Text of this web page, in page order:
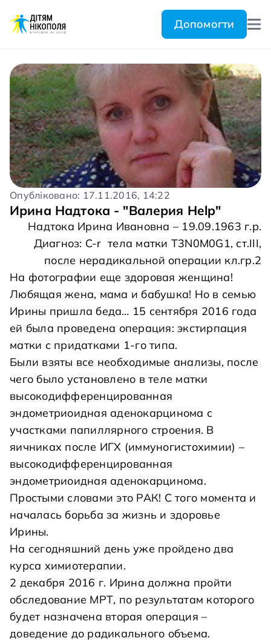
Допомогти
Опубліковано: 17.11.2016, 14:22
Ирина Надтока - "Валерия Help"
Надтока Ирина Ивановна – 19.09.1963 г.р.
Диагноз: C-r тела матки Т3N0M0G1, ст.ІІІ,
после нерадикальной операции кл.гр.2
На фотографии еще здоровая женщина!
Любящая жена, мама и бабушка! Но в семью
Ирины пришла беда… 15 сентября 2016 года
ей была проведена операция: экстирпация
матки с придатками 1-го типа.
Были взяты все необходимые анализы, после
чего было установлено в теле матки
высокодифференцированная
эндометриоидная аденокарцинома с
участками папиллярного строения. В
яичниках после ИГХ (иммуногистохимии) –
высокодифференцированная
эндометриоидная аденокарцинома.
Простыми словами это РАК! С того момента и
началась борьба за жизнь и здоровье
Ирины.
На сегодняшний день уже пройдено два
курса химиотерапии.
2 декабря 2016 г. Ирина должна пройти
обследование МРТ, по результатам которого
будет назначена вторая операция –
доведение до радикального объема.